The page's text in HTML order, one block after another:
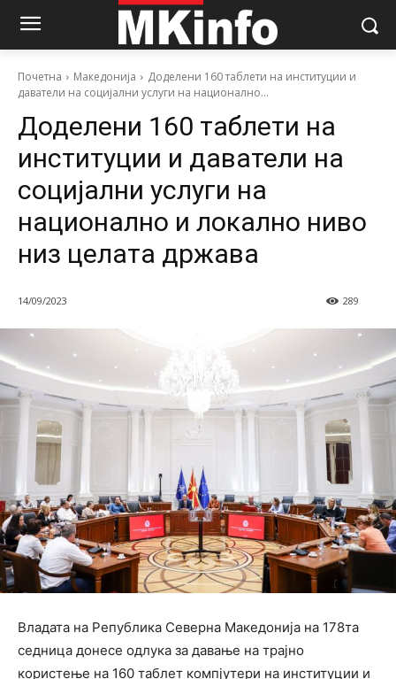
Почетна Македонија
Доделени 160 таблети на институции и
даватели на социјални услуги на национално...
Доделени 160 таблети на
институции и даватели на
социјални услуги на
национално и локално ниво
низ целата држава
14/09/2023 289
Владата на Република Северна Македонија на 178та
седница донесе одлука за давање на трајно
користење на 160 таблет компјутери на институции и